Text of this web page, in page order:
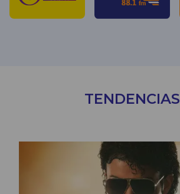
TENDENCIAS